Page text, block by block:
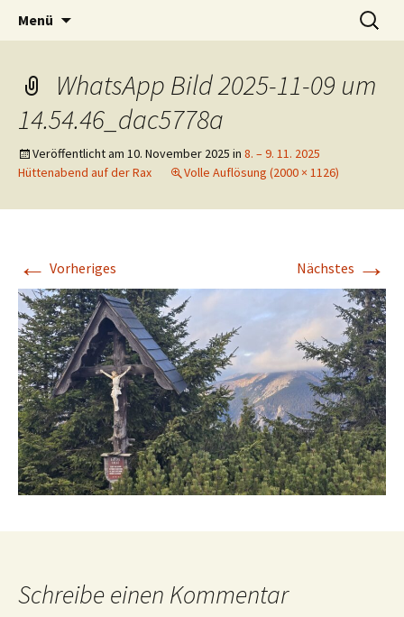
Volkstanzgruppe Payerbach-
Reichenau
Tanzen macht Freu(n)de!
Menü
Suchen
nach:
WhatsApp Bild 2025-11-09 um
14.54.46_dac5778a
Veröffentlicht am 10. November 2025 in 8. – 9. 11. 2025
Hüttenabend auf der Rax
Volle Auflösung (2000 × 1126)
← Vorheriges Nächstes →
Schreibe einen Kommentar